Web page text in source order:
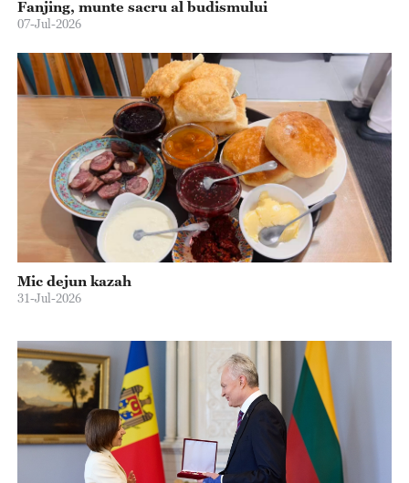
Fanjing, munte sacru al budismului
07-Jul-2026
Mic dejun kazah
31-Jul-2026